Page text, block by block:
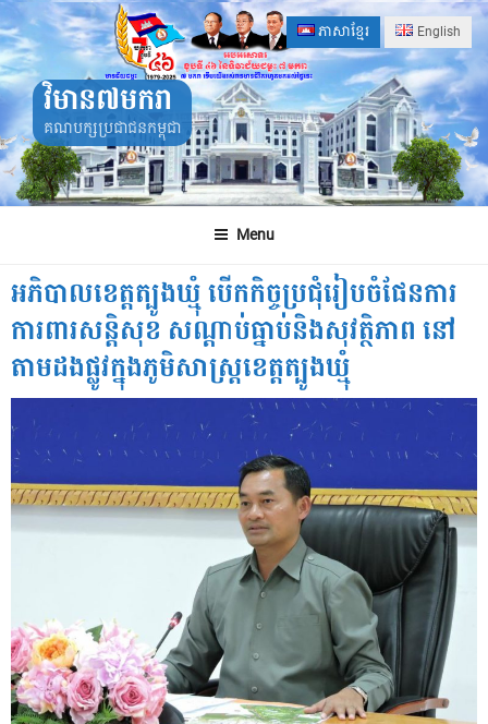
Skip
to
content
ភាសាខ្មែរ English
វិមាន៧មករា
គណបក្សប្រជាជនកម្ពុជា
Menu
អភិបាលខេត្តត្បូងឃ្មុំ បើកកិច្ចប្រជុំរៀបចំផែនការ
ការពារសន្តិសុខ សណ្តាប់ធ្នាប់និងសុវត្ថិភាព នៅ
តាមដងផ្លូវក្នុងភូមិសាស្ត្រខេត្តត្បូងឃ្មុំ